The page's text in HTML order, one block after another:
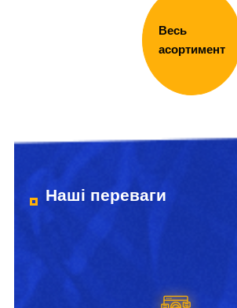
Весь
асортимент
Наші переваги